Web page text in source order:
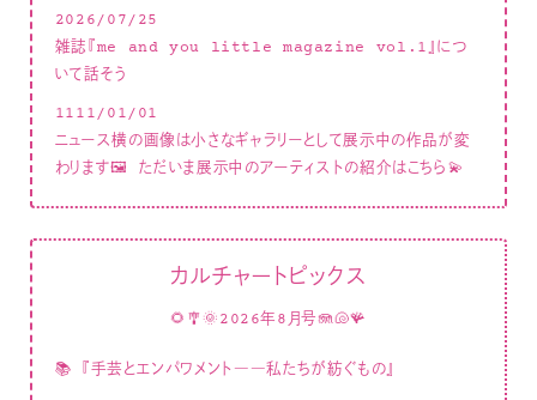
2026/07/25
雑誌『me and you little magazine vol.1』につ
いて話そう
1111/01/01
ニュース横の画像は小さなギャラリーとして展示中の作品が変
わります🖼 ただいま展示中のアーティストの紹介はこちら💫
カルチャートピックス
🌻🎐🌞2026年8月号🪼🐚🪸
📚 『手芸とエンパワメント――私たちが紡ぐもの』